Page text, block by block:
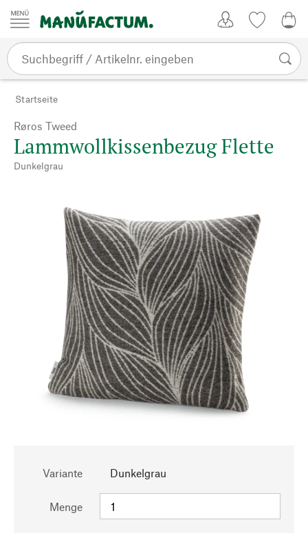
Zum Inhalt springen
Startseite
Røros Tweed
Lammwollkissenbezug Flette
Dunkelgrau
Variante Dunkelgrau
Menge